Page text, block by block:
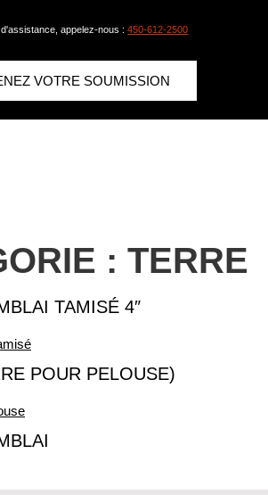
d'assistance, appelez-nous :450-612-2500
VOTRE SOUMISSION
: TERRE
TAMISÉ 4″
POUR PELOUSE)